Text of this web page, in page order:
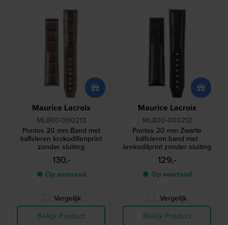
Maurice Lacroix
ML800-000213
Pontos 20 mm Band met
kalfsleren krokodillenprint
zonder sluiting
130,-
● Op voorraad
Vergelijk
Bekijk Product
Maurice Lacroix
ML800-000212
Pontos 20 mm Zwarte
kalfsleren band met
krokodilprint zonder sluiting
129,-
● Op voorraad
Vergelijk
Bekijk Product